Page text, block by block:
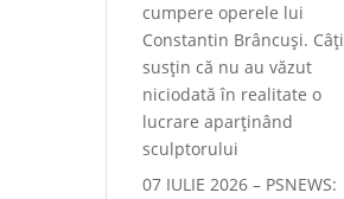
cumpere operele lui
Constantin Brâncuși. Câți
susțin că nu au văzut
niciodată în realitate o
lucrare aparținând
sculptorului
07 IULIE 2026 – PSNEWS: